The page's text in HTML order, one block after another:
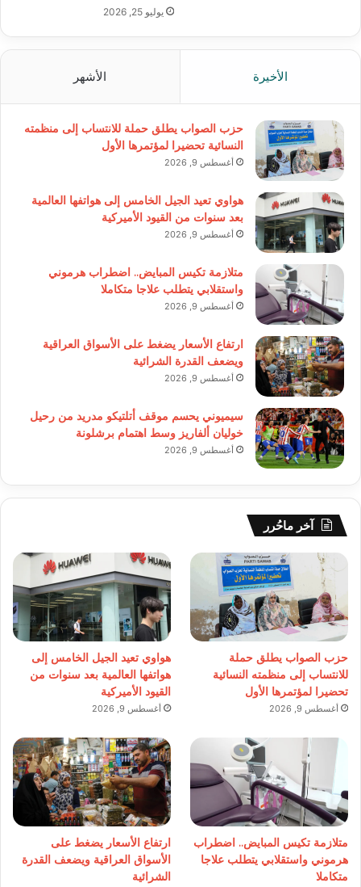
يوليو 25, 2026
الأخيرة الأشهر
حزب الصواب يطلق حملة للانتساب إلى منظمته
النسائية تحضيرا لمؤتمرها الأول
أغسطس 9, 2026
هواوي تعيد الجيل الخامس إلى هواتفها العالمية
بعد سنوات من القيود الأميركية
أغسطس 9, 2026
متلازمة تكيس المبايض.. اضطراب هرموني
واستقلابي يتطلب علاجا متكاملا
أغسطس 9, 2026
ارتفاع الأسعار يضغط على الأسواق العراقية
ويضعف القدرة الشرائية
أغسطس 9, 2026
سيميوني يحسم موقف أتلتيكو مدريد من رحيل
خوليان ألفاريز وسط اهتمام برشلونة
أغسطس 9, 2026
آخر ماحُرر
حزب الصواب يطلق حملة
للانتساب إلى منظمته النسائية
تحضيرا لمؤتمرها الأول
أغسطس 9, 2026
هواوي تعيد الجيل الخامس إلى
هواتفها العالمية بعد سنوات من
القيود الأميركية
أغسطس 9, 2026
متلازمة تكيس المبايض.. اضطراب
هرموني واستقلابي يتطلب علاجا
متكاملا
ارتفاع الأسعار يضغط على
الأسواق العراقية ويضعف القدرة
الشرائية